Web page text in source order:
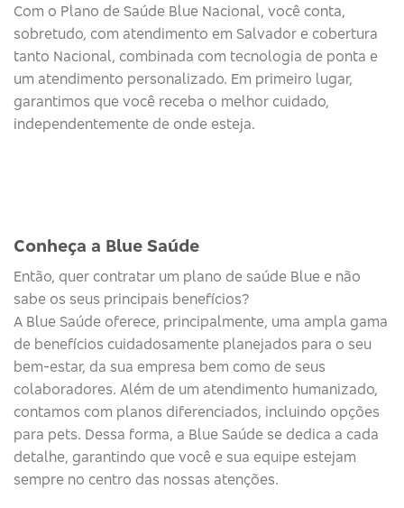
Com o Plano de Saúde Blue Nacional, você conta,
sobretudo, com atendimento em Salvador e cobertura
tanto Nacional, combinada com tecnologia de ponta e
um atendimento personalizado. Em primeiro lugar,
garantimos que você receba o melhor cuidado,
independentemente de onde esteja.
Conheça a Blue Saúde
Então, quer contratar um plano de saúde Blue e não
sabe os seus principais benefícios?
A Blue Saúde oferece, principalmente, uma ampla gama
de benefícios cuidadosamente planejados para o seu
bem-estar, da sua empresa bem como de seus
colaboradores. Além de um atendimento humanizado,
contamos com planos diferenciados, incluindo opções
para pets. Dessa forma, a Blue Saúde se dedica a cada
detalhe, garantindo que você e sua equipe estejam
sempre no centro das nossas atenções.